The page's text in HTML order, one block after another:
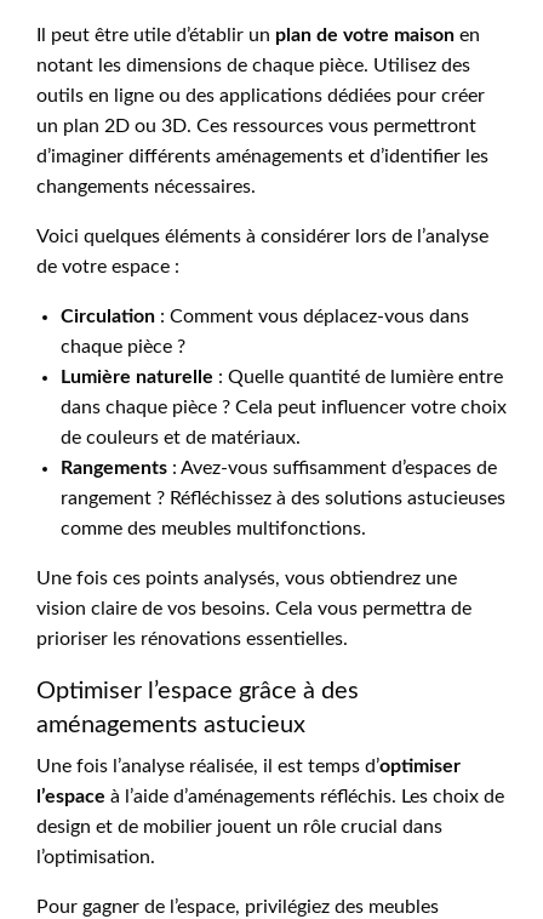
Il peut être utile d’établir un plan de votre maison en
notant les dimensions de chaque pièce. Utilisez des
outils en ligne ou des applications dédiées pour créer
un plan 2D ou 3D. Ces ressources vous permettront
d’imaginer différents aménagements et d’identifier les
changements nécessaires.
Voici quelques éléments à considérer lors de l’analyse
de votre espace :
Circulation : Comment vous déplacez-vous dans
chaque pièce ?
Lumière naturelle : Quelle quantité de lumière entre
dans chaque pièce ? Cela peut influencer votre choix
de couleurs et de matériaux.
Rangements : Avez-vous suffisamment d’espaces de
rangement ? Réfléchissez à des solutions astucieuses
comme des meubles multifonctions.
Une fois ces points analysés, vous obtiendrez une
vision claire de vos besoins. Cela vous permettra de
prioriser les rénovations essentielles.
Optimiser l’espace grâce à des
aménagements astucieux
Une fois l’analyse réalisée, il est temps d’optimiser
l’espace à l’aide d’aménagements réfléchis. Les choix de
design et de mobilier jouent un rôle crucial dans
l’optimisation.
Pour gagner de l’espace, privilégiez des meubles